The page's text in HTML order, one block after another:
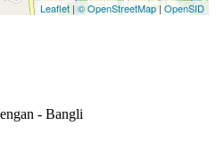
Leaflet | © OpenStreetMap |OpenSID
- Bangli